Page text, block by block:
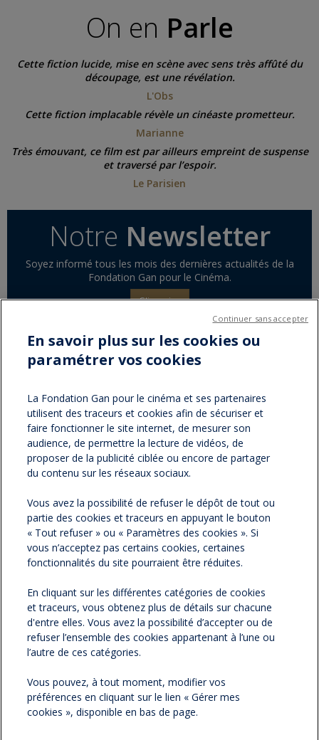
On en Parle
Cette fiction lucide, mise en scène avec sens très affûté du
découpage, est une révélation.
L'Obs
Cette fiction implacable révèle un cinéaste prometteur.
Marianne
Très émouvant, ce film est par ailleurs empreint de suspense
et traversé par l’espoir.
Le Parisien
Notre Newsletter
Soyez informé tous les mois des dernières actualités de la
Fondation Gan pour le Cinéma.
S'inscrire
Partager sur :
facebook
twitterVersion
imprimable
NOS NEWSLETTERS
NOS PARTENAIRES
ESPACE PRESSE
NOS ACTUALITÉS
CONTACTEZ-NOUS
En savoir plus sur les cookies ou
paramétrer vos cookies
La Fondation Gan pour le cinéma et ses partenaires
utilisent des traceurs et cookies afin de sécuriser et
faire fonctionner le site internet, de mesurer son
audience, de permettre la lecture de vidéos, de
proposer de la publicité ciblée ou encore de partager
du contenu sur les réseaux sociaux.
Vous avez la possibilité de refuser le dépôt de tout ou
partie des cookies et traceurs en appuyant le bouton
« Tout refuser » ou « Paramètres des cookies ». Si
vous n’acceptez pas certains cookies, certaines
fonctionnalités du site pourraient être réduites.
En cliquant sur les différentes catégories de cookies
et traceurs, vous obtenez plus de détails sur chacune
d'entre elles. Vous avez la possibilité d’accepter ou de
refuser l’ensemble des cookies appartenant à l’une ou
l’autre de ces catégories.
Vous pouvez, à tout moment, modifier vos
préférences en cliquant sur le lien « Gérer mes
cookies », disponible en bas de page.
Continuer sans accepter